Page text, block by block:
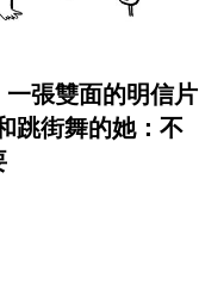
張雙面的明信片
跳街舞的她：不